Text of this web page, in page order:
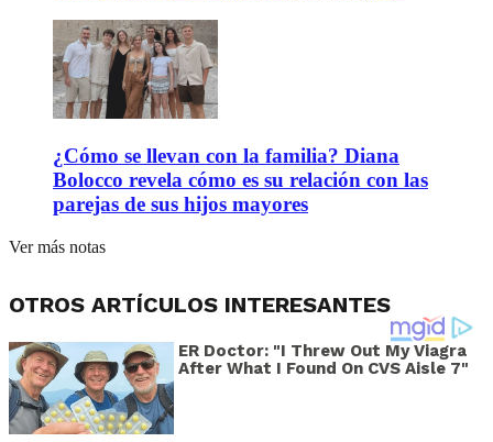
¿Cómo se llevan con la familia? Diana
Bolocco revela cómo es su relación con las
parejas de sus hijos mayores
Ver más notas
OTROS ARTÍCULOS INTERESANTES
ER Doctor: "I Threw Out My Viagra
After What I Found On CVS Aisle 7"